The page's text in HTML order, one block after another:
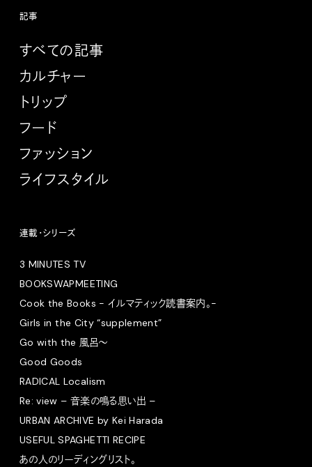
記事
すべての記事
カルチャー
トリップ
フード
ファッション
ライフスタイル
連載・シリーズ
3 MINUTES TV
BOOKSWAPMEETING
Cook the Books - イルマティック読書案内。-
Girls in the City “supplement”
Go with the 風呂〜
Good Goods
RADICAL Localism
Re: view – 音楽の鳴る思い出 –
URBAN ARCHIVE by Kei Harada
USEFUL SPAGHETTI RECIPE
あの人のリーディングリスト。